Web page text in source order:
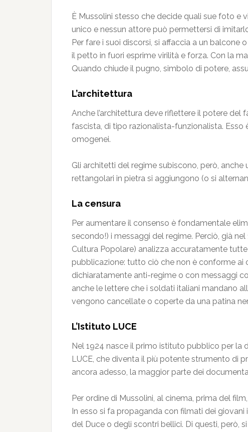
È Mussolini stesso che decide quali sue foto e
unico e nessun attore può permettersi di
Per fare i suoi discorsi, si affaccia a un
il petto in fuori esprime virilità e forza. Con la
Quando chiude il pugno, simbolo di potere,
L’architettura
Anche l’architettura deve riflettere il potere del
fascista, di tipo razionalista-funzionalista.
omogenei.
Gli architetti del regime subiscono, però, anche
rettangolari in pietra si aggiungono (o si
La censura
Per aumentare il consenso è fondamentale
secondo!) i messaggi del regime. Perciò, già
Cultura Popolare) analizza accuratamente
pubblicazione: tutto ciò che non è conforme ai
dichiaratamente anti-regime o con messaggi
anche le lettere che i soldati italiani mandano
vengono cancellate o coperte da una patina
L’Istituto LUCE
Nel 1924 nasce il primo istituto pubblico per la
LUCE, che diventa il più potente strumento di
ancora adesso, la maggior parte dei
Per ordine di Mussolini, al cinema, prima del
In esso si fa propaganda con filmati dei
del Duce o degli scontri bellici. Di questi, però,